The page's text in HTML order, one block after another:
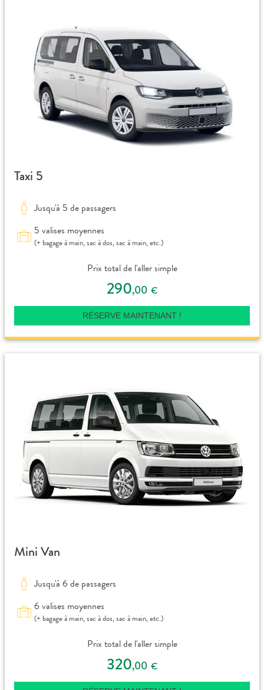
Taxi 5
Jusqu'à 5 de passagers
5 valises moyennes
(+ bagage à main, sac à dos, sac à main, etc.)
Prix total de l'aller simple
290,00 €
RÉSERVE MAINTENANT !
Mini Van
Jusqu'à 6 de passagers
6 valises moyennes
(+ bagage à main, sac à dos, sac à main, etc.)
Prix total de l'aller simple
320,00 €